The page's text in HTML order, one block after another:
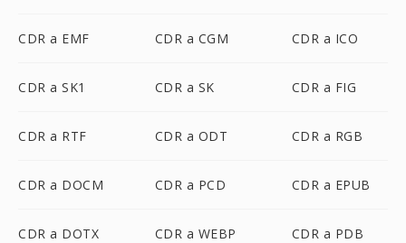
CDR a EMF CDR a CGM CDR a ICO
CDR a SK1 CDR a SK CDR a FIG
CDR a RTF CDR a ODT CDR a RGB
CDR a DOCM CDR a PCD CDR a EPUB
CDR a DOTX CDR a WEBP CDR a PDB